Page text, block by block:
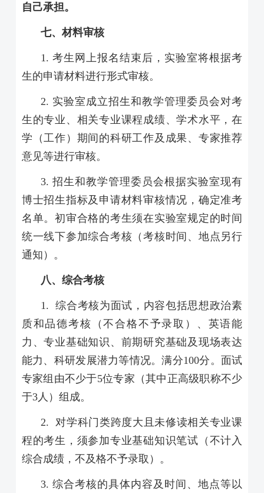
自己承担。
七、材料审核
1. 考生网上报名结束后，实验室将根据考
生的申请材料进行形式审核。
2. 实验室成立招生和教学管理委员会对考
生的专业、相关专业课程成绩、学术水平，在
学（工作）期间的科研工作及成果、专家推荐
意见等进行审核。
3. 招生和教学管理委员会根据实验室现有
博士招生指标及申请材料审核情况，确定准考
名单。初审合格的考生须在实验室规定的时间
统一线下参加综合考核（考核时间、地点另行
通知）。
八、综合考核
1.综合考核为面试，内容包括思想政治素
质和品德考核（不合格不予录取）、英语能
力、专业基础知识、前期研究基础及现场表达
能力、科研发展潜力等情况。满分100分。面试
专家组由不少于5位专家（其中正高级职称不少
于3人）组成。
2.对学科门类跨度大且未修读相关专业课
程的考生，须参加专业基础知识笔试（不计入
综合成绩，不及格不予录取）。
3. 综合考核的具体内容及时间、地点等以